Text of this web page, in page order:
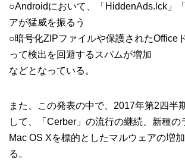
○Androidにおいて、「HiddenAds.lck」
アが猛威を振るう
○暗号化ZIPファイルや保護されたOffice
って検出を回避するスパムが増加
などとなっている。
また、この発表の中で、2017年第2四半
して、「Cerber」の流行の継続、新種の
Mac OS Xを標的としたマルウェアの増
る。